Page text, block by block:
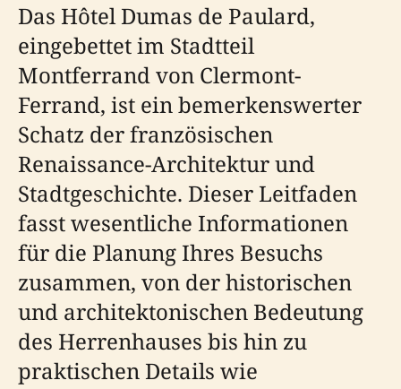
Das Hôtel Dumas de Paulard,
eingebettet im Stadtteil
Montferrand von Clermont-
Ferrand, ist ein bemerkenswerter
Schatz der französischen
Renaissance-Architektur und
Stadtgeschichte. Dieser Leitfaden
fasst wesentliche Informationen
für die Planung Ihres Besuchs
zusammen, von der historischen
und architektonischen Bedeutung
des Herrenhauses bis hin zu
praktischen Details wie